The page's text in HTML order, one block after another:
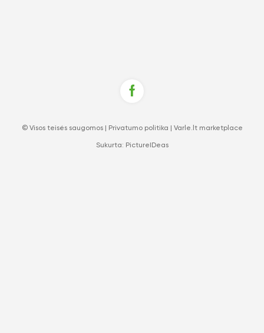
© Visos teisės saugomos | Privatumo politika Varle.lt marketplace
Sukurta: PictureIDeas